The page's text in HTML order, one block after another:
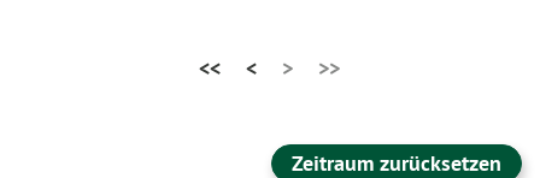
<< < > >>
Zeitraum zurücksetzen